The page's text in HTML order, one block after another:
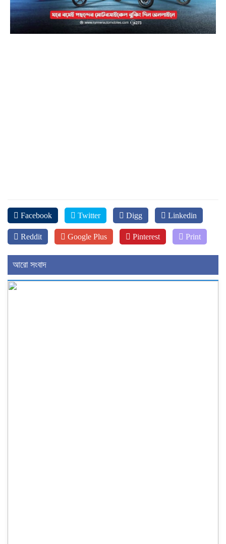
Facebook Twitter Digg Linkedin
Reddit Google Plus Pinterest Print
আরো সংবাদ